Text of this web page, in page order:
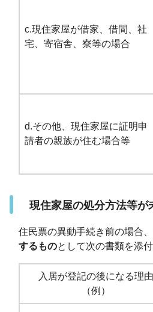
c.現住家屋が借家、借間、社
宅、寄宿舎、寮等の場合
d.その他、現住家屋に証明申
請者の親族が住む場合等
現住家屋の処分方法等が
住民票の異動手続き前の場合、
するものとして次の書類を添
入居が登記の後になる理由
（例）